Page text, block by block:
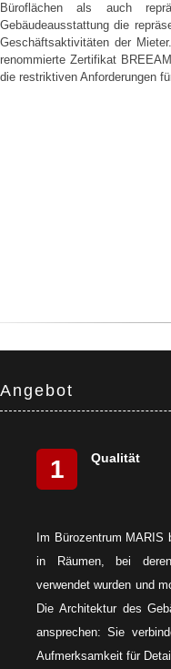
Büroflächen als auch
Gebäudeausstattung die
Geschäftsaktivitäten der
renommierte Zertifikat
die restriktiven Anforderungen
Angebot
1 Qualität
Im Bürozentrum
in Räumen, bei
verwendet wurden und
Die Architektur des
ansprechen: Sie
Aufmerksamkeit für